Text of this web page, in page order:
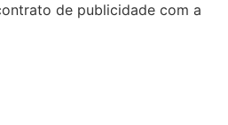
de publicidade com a